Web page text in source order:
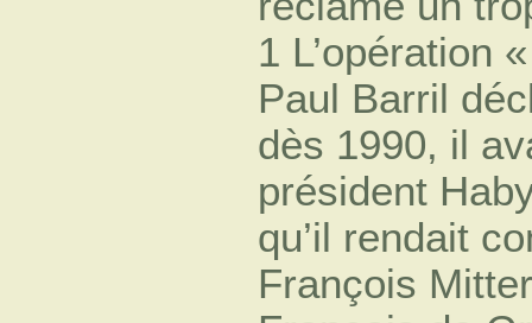
1 L’opération
Paul Barril
dès 1990, il
président
qu’il rendait
François